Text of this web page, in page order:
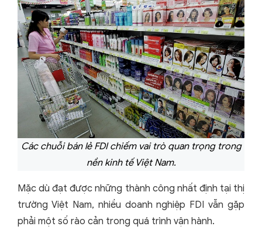
Các chuỗi bán lẻ FDI chiếm vai trò quan trọng trong
nền kinh tế Việt Nam.
Mặc dù đạt được những thành công nhất định tại thị
trường Việt Nam, nhiều doanh nghiệp FDI vẫn gặp
phải một số rào cản trong quá trình vận hành.